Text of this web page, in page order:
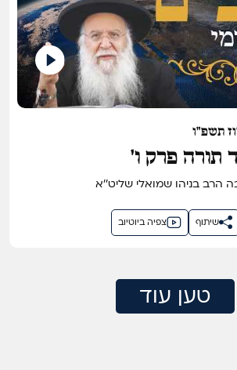
תשפ"ו
תורה פרק ו'
צפיה ביוטיוב שיתוף
טען עוד